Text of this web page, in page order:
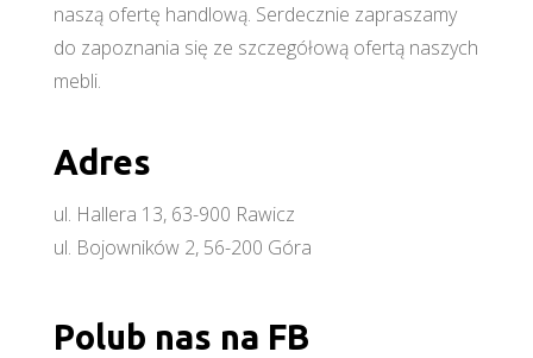
naszą ofertę handlową. Serdecznie zapraszamy
do zapoznania się ze szczegółową ofertą naszych
mebli.
Adres
ul. Hallera 13, 63-900 Rawicz
ul. Bojowników 2, 56-200 Góra
Polub nas na FB